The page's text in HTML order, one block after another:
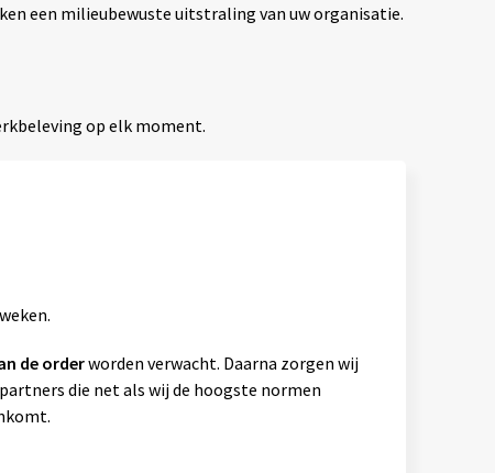
een milieubewuste uitstraling van uw organisatie.
op elk moment.
de orderworden verwacht. Daarna zorgen wij
die net als wij de hoogste normen